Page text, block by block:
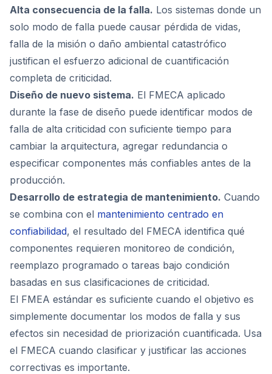
Alta consecuencia de la falla. Los sistemas donde un
solo modo de falla puede causar pérdida de vidas,
falla de la misión o daño ambiental catastrófico
justifican el esfuerzo adicional de cuantificación
completa de criticidad.
Diseño de nuevo sistema. El FMECA aplicado
durante la fase de diseño puede identificar modos de
falla de alta criticidad con suficiente tiempo para
cambiar la arquitectura, agregar redundancia o
especificar componentes más confiables antes de la
producción.
Desarrollo de estrategia de mantenimiento. Cuando
se combina con el mantenimiento centrado en
confiabilidad, el resultado del FMECA identifica qué
componentes requieren monitoreo de condición,
reemplazo programado o tareas bajo condición
basadas en sus clasificaciones de criticidad.
El FMEA estándar es suficiente cuando el objetivo es
simplemente documentar los modos de falla y sus
efectos sin necesidad de priorización cuantificada. Usa
el FMECA cuando clasificar y justificar las acciones
correctivas es importante.